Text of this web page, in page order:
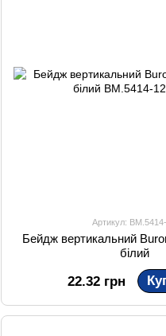
Артикул:
Бейдж вертикальний
білий
22.32 грн